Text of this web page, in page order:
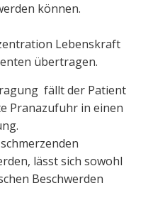
können.
Lebenskraft
übertragen.
fällt der Patient
Pranazufuhr in einen
lässt sich sowohl
Beschwerden